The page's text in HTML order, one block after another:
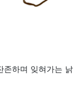
존하며 잊혀가는 낡